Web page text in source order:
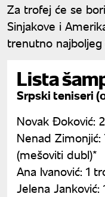
Za trofej će se
Sinjakove i
trenutno
Lista
Srpski teniseri
Novak Đoković:
Nenad
(mešoviti dubl)*
Ana Ivanović: 1
Jelena